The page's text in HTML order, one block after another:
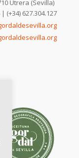
Utrera (Sevilla)
(+34) 627.304.127